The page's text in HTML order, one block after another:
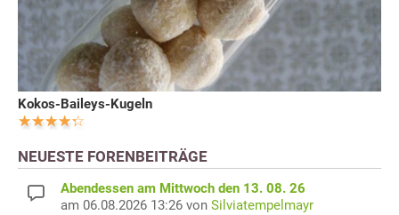
Kokos-Baileys-Kugeln
NEUESTE FORENBEITRÄGE
Abendessen am Mittwoch den 13. 08. 26
am 06.08.2026 13:26 von Silviatempelmayr